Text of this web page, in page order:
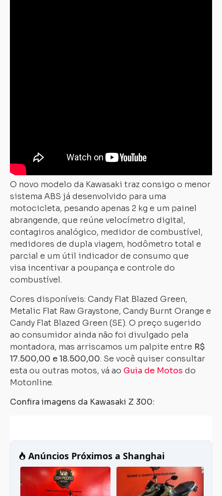
O novo modelo da Kawasaki traz consigo o menor
sistema ABS já desenvolvido para uma
motocicleta, pesando apenas 2 kg e um painel
abrangende, que reúne velocímetro digital,
contagiros analógico, medidor de combustível,
medidores de dupla viagem, hodômetro total e
parcial e um útil indicador de consumo que
visa incentivar a poupança e controle do
combustível.
Cores disponíveis: Candy Flat Blazed Green,
Metalic Flat Raw Graystone, Candy Burnt Orange e
Candy Flat Blazed Green (SE). O preço sugerido
ao consumidor ainda não foi divulgado pela
montadora, mas arriscamos um palpite entre R$
17.500,00 e 18.500,00. Se você quiser consultar
esta ou outras motos, vá ao Guia de Motos do
Motonline.
Confira imagens da Kawasaki Z 300: